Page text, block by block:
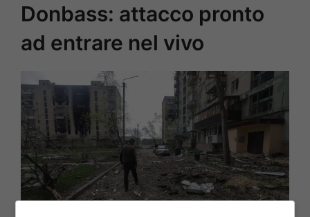
Donbass: attacco pronto
ad entrare nel vivo